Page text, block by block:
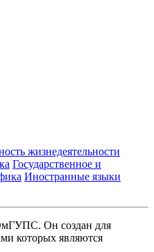
жизнедеятельности
Государственное и
Иностранные языки
Он создан для
которых являются